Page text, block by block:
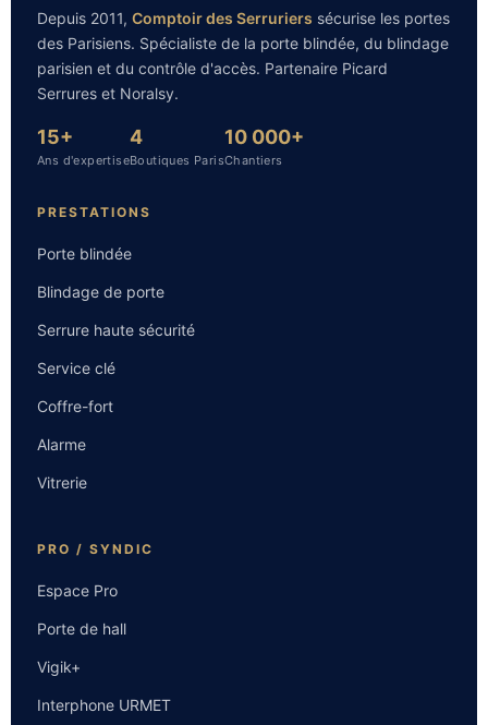
Depuis 2011, Comptoir des Serruriers sécurise les portes
des Parisiens. Spécialiste de la porte blindée, du blindage
parisien et du contrôle d'accès. Partenaire Picard
Serrures et Noralsy.
15+
Ans d'expertise
4
Boutiques Paris
10 000+
Chantiers
PRESTATIONS
Porte blindée
Blindage de porte
Serrure haute sécurité
Service clé
Coffre-fort
Alarme
Vitrerie
PRO / SYNDIC
Espace Pro
Porte de hall
Vigik+
Interphone URMET